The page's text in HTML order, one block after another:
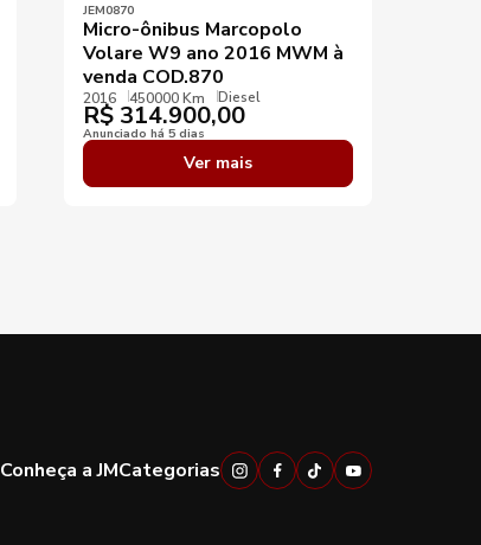
JEM0870
Micro-ônibus Marcopolo
Volare W9 ano 2016 MWM à
venda COD.870
2016 450000 Km Diesel
R$ 314.900,00
Anunciado há 5 dias
Ver mais
Conheça a JMCategorias